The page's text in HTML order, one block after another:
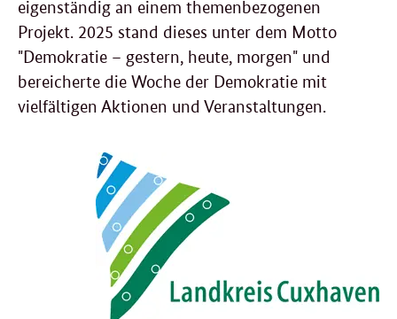
eigenständig an einem themenbezogenen
Projekt. 2025 stand dieses unter dem Motto
"Demokratie – gestern, heute, morgen" und
bereicherte die Woche der Demokratie mit
vielfältigen Aktionen und Veranstaltungen.